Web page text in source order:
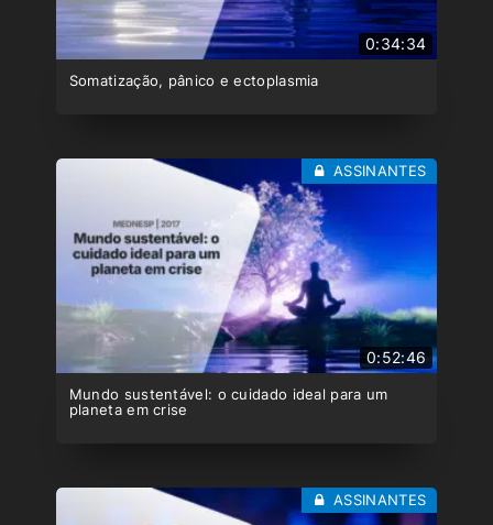
0:34:34
Somatização, pânico e ectoplasmia
0:52:46
Mundo sustentável: o cuidado ideal para um
planeta em crise
ASSINANTES
ASSINANTES